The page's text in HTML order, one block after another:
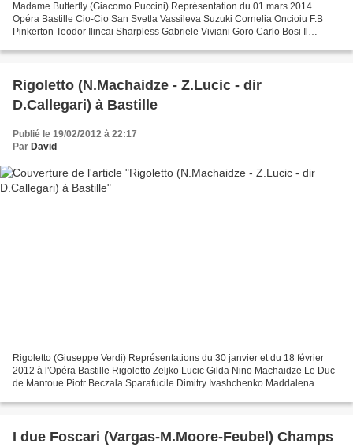
Madame Butterfly (Giacomo Puccini) Représentation du 01 mars 2014
Opéra Bastille Cio-Cio San Svetla Vassileva Suzuki Cornelia Oncioiu F.B
Pinkerton Teodor Ilincai Sharpless Gabriele Viviani Goro Carlo Bosi Il
Rigoletto (N.Machaidze - Z.Lucic - dir
D.Callegari) à Bastille
Publié le 19/02/2012 à 22:17
Par David
Rigoletto (Giuseppe Verdi) Représentations du 30 janvier et du 18 février
2012 à l'Opéra Bastille Rigoletto Zeljko Lucic Gilda Nino Machaidze Le Duc
de Mantoue Piotr Beczala Sparafucile Dimitry Ivashchenko Maddalena
I due Foscari (Vargas-M.Moore-Feubel) Champs